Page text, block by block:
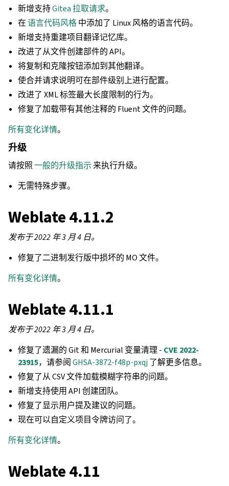
新增支持Gitea 拉取请求。
在语言代码风格中添加了 Linux 风格的语言代码。
新增支持重建项目翻译记忆库。
改进了从文件创建部件的 API。
将复制和克隆按钮添加到其他翻译。
使合并请求说明可在部件级别上进行配置。
改进了 XML 标签最大长度限制的行为。
修复了加载带有其他注释的 Fluent 文件的问题。
所有变化详情。
升级
请按照一般的升级指示 来执行升级。
无需特殊步骤。
Weblate 4.11.2
发布于 2022 年 3 月 4 日。
修复了二进制发行版中损坏的 MO 文件。
所有变化详情。
Weblate 4.11.1
发布于 2022 年 3 月 4 日。
修复了遗漏的 Git 和 Mercurial 变量清理 - CVE 2022-
23915，请参阅GHSA-3872-f48p-pxqj 了解更多信息。
修复了从 CSV 文件加载模糊字符串的问题。
新增支持使用 API 创建团队。
修复了显示用户提及建议的问题。
现在可以自定义项目令牌访问了。
所有变化详情。
Weblate 4.11